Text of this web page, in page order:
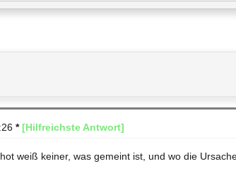
* [Hilfreichste Antwort]
weiß keiner, was gemeint ist, und wo die